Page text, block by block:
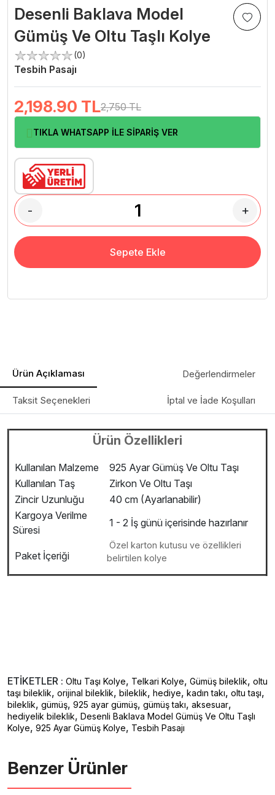
Desenli Baklava Model
Gümüş Ve Oltu Taşlı Kolye
(0)
Tesbih Pasajı
2,198.90 TL2,750 TL
TIKLA WHATSAPP İLE SİPARİŞ VER
- +
Sepete Ekle
Ürün Açıklaması Değerlendirmeler
Taksit Seçenekleri İptal ve İade Koşulları
Ürün Özellikleri
Kullanılan Malzeme
925 Ayar Gümüş Ve Oltu Taşı
Kullanılan Taş
Zirkon Ve Oltu Taşı
Zincir Uzunluğu
40 cm (Ayarlanabilir)
Kargoya Verilme
Süresi
1 - 2 İş günü içerisinde hazırlanır
Paket İçeriği
Özel karton kutusu ve özellikleri
belirtilen kolye
ETİKETLER : Oltu Taşı Kolye, Telkari Kolye, Gümüş bileklik, oltu
taşı bileklik, orijinal bileklik, bileklik, hediye, kadın takı, oltu taşı,
bileklik, gümüş, 925 ayar gümüş, gümüş takı, aksesuar,
hediyelik bileklik, Desenli Baklava Model Gümüş Ve Oltu Taşlı
Kolye, 925 Ayar Gümüş Kolye, Tesbih Pasajı
Benzer Ürünler ️